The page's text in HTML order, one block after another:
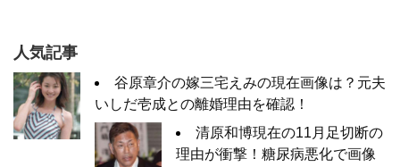
人気記事
谷原章介の嫁三宅えみの現在画像は？元夫
いしだ壱成との離婚理由を確認！
清原和博現在の11月足切断の
理由が衝撃！糖尿病悪化で画像